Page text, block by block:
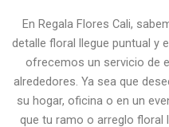
En Regala Flores Cali,
detalle floral llegue puntual y
ofrecemos un servicio de
alrededores. Ya sea que
su hogar, oficina o en un
que tu ramo o arreglo floral